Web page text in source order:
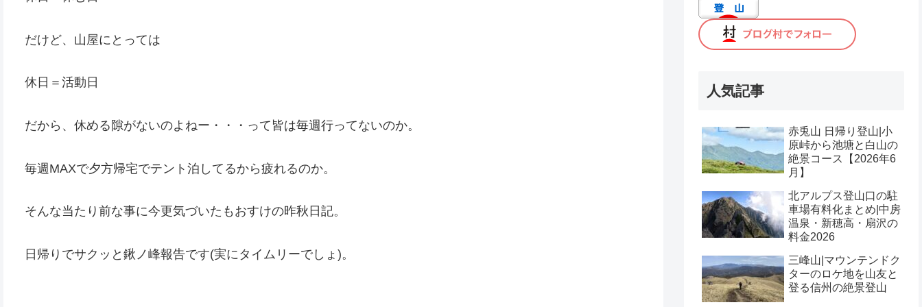
だけど、山屋にとっては
休日＝活動日
だから、休める隙がないのよねー・・・って皆は毎週行ってないのか。
毎週MAXで夕方帰宅でテント泊してるから疲れるのか。
そんな当たり前な事に今更気づいたもおすけの昨秋日記。
日帰りでサクッと鍬ノ峰報告です(実にタイムリーでしょ)。
人気記事
赤兎山 日帰り登山|小
原峠から池塘と白山の
絶景コース【2026年6
月】
北アルプス登山口の駐
車場有料化まとめ|中房
温泉・新穂高・扇沢の
料金2026
三峰山|マウンテンドク
ターのロケ地を山友と
登る信州の絶景登山